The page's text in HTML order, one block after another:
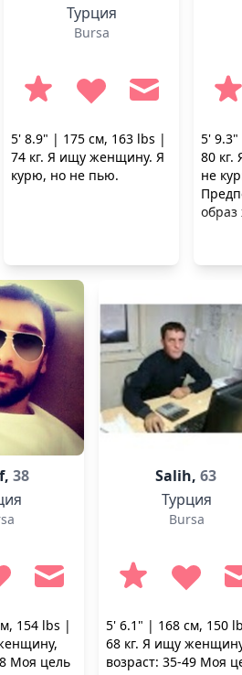
Турция
Bursa
5' 8.9" | 175 см, 163 lbs |
74 кг. Я ищу женщину. Я
курю, но не пью.
5'
80
не
38
154 lbs |
Моя цель
Salih,63
Турция
Bursa
5' 6.1" | 168 см, 150
68 кг. Я ищу
возраст: 35-49 Моя